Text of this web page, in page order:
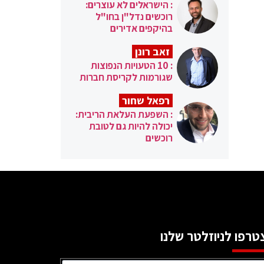
: הישראלים לא עוצרים:
רוכשים נדל"ן בחו"ל
בהיקפים אדירים
זאב רונן
: 10 הטעויות הנפוצות
שגורמות לקריסת חברות
רפאל שחור
: השפעת העלאת הריבית:
יכולה להיות גם לטובת
רוכשים
לניוזלטר שלנו